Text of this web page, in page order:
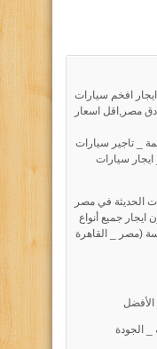
افخم سيارات
مصر,اقل اسعار
_ تاجير سيارات
ايجار سيارات
الحديثة في مصر
ايجار جميع أنواع
(مصر _ القاهرة
_ الجودة